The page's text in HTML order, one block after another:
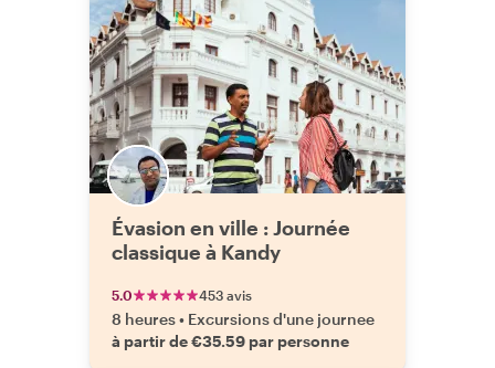
Évasion en ville : Journée
classique à Kandy
5.0 453 avis
8 heures• Excursions d'une journee
à partir de €35.59 par personne